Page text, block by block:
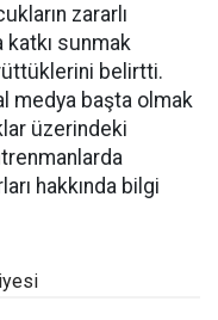
zararlı
katkı sunmak
belirtti.
medya başta olmak
üzerindeki
hakkında bilgi